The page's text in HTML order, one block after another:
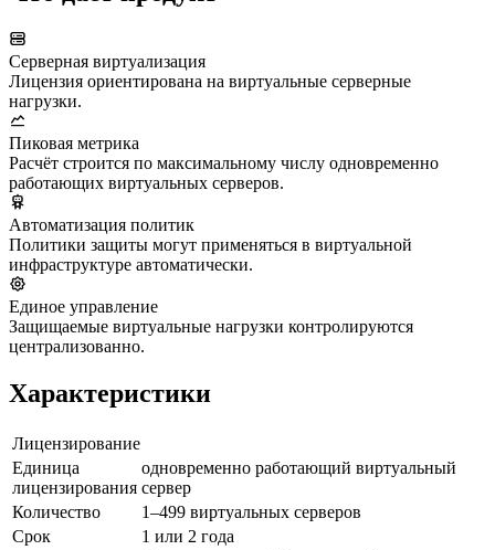
Серверная виртуализация
Лицензия ориентирована на виртуальные серверные
нагрузки.
Пиковая метрика
Расчёт строится по максимальному числу одновременно
работающих виртуальных серверов.
Автоматизация политик
Политики защиты могут применяться в виртуальной
инфраструктуре автоматически.
Единое управление
Защищаемые виртуальные нагрузки контролируются
централизованно.
Характеристики
Лицензирование
Единица
лицензирования
одновременно работающий виртуальный
сервер
Количество
1–499 виртуальных серверов
Срок
1 или 2 года